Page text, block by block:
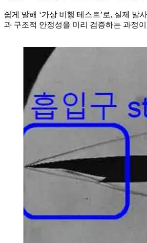
쉽게 말해 ‘가상 비행 테스트’로, 실제 발
과 구조적 안정성을 미리 검증하는 과정